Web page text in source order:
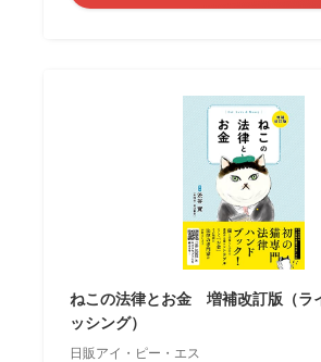
ねこの法律とお金 増補改訂版（ラ
ッシング）
日販アイ・ピー・エス